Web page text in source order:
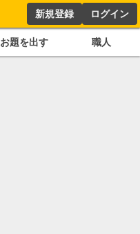
新規登録 ログイン
お題を出す 職人